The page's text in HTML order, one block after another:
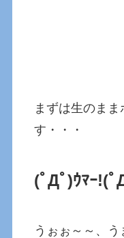
まずは生のま
す・・・
(ﾟДﾟ)ｳﾏｰ!(ﾟ
うぉぉ～～、う